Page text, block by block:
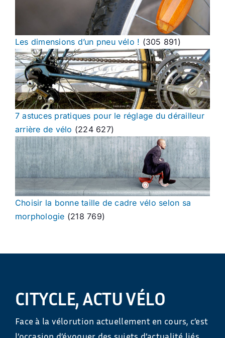
Les dimensions d’un pneu vélo ! (305 891)
7 astuces pratiques pour le réglage du dérailleur
arrière de vélo (224 627)
Choisir la bonne taille de cadre vélo selon sa
morphologie (218 769)
CITYCLE, ACTU VÉLO
Face à la vélorution actuellement en cours, c’est